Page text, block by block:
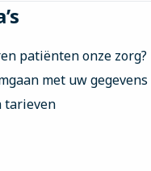
patiënten onze zorg?
met uw gegevens
tarieven